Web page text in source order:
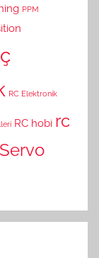
PPM
RC Elektronik
RC hobi rc
Servo